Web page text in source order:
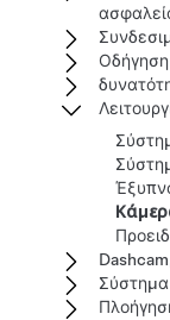
Οδήγηση
Σύστημα